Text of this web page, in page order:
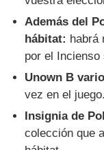
Además del
hábitat: habrá
por el Incienso
Unown B
vez en el juego.
Insignia de
colección que